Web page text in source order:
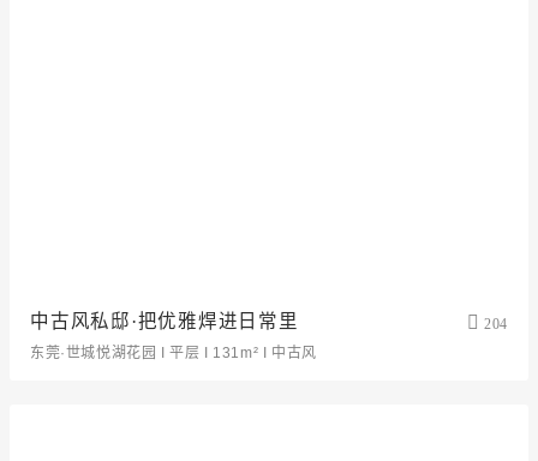
中古风私邸·把优雅焊进日常里
204
东莞·世城悦湖花园 I 平层 I 131m² I 中古风